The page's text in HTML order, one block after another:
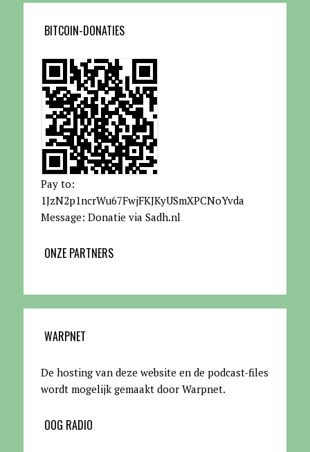
BITCOIN-DONATIES
Pay to:
1JzN2p1ncrWu67FwjFKJKyUSmXPCNoYvda
Message: Donatie via Sadh.nl
ONZE PARTNERS
WARPNET
De hosting van deze website en de podcast-files
wordt mogelijk gemaakt door Warpnet.
OOG RADIO